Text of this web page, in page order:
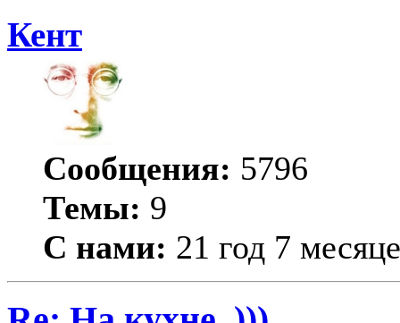
Кент
Сообщения: 5796
Темы: 9
С нами: 21 год 7